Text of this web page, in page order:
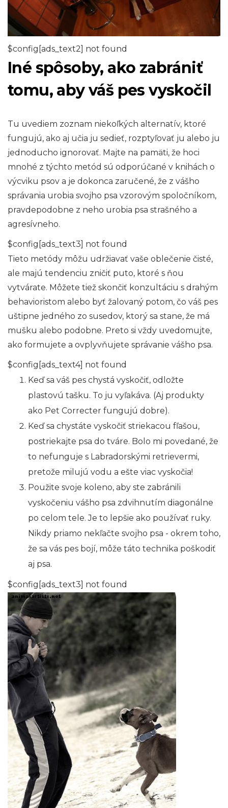
$config[ads_text2] not found
Iné spôsoby, ako zabrániť
tomu, aby váš pes vyskočil
Tu uvediem zoznam niekoľkých alternatív, ktoré
fungujú, ako aj učia ju sedieť, rozptyľovať ju alebo ju
jednoducho ignorovať. Majte na pamäti, že hoci
mnohé z týchto metód sú odporúčané v knihách o
výcviku psov a je dokonca zaručené, že z vášho
správania urobia svojho psa vzorovým spoločníkom,
pravdepodobne z neho urobia psa strašného a
agresívneho.
$config[ads_text3] not found
Tieto metódy môžu udržiavať vaše oblečenie čisté,
ale majú tendenciu zničiť puto, ktoré s ňou
vytvárate. Môžete tiež skončiť konzultáciu s drahým
behavioristom alebo byť žalovaný potom, čo váš pes
uštipne jedného zo susedov, ktorý sa stane, že má
mušku alebo podobne. Preto si vždy uvedomujte,
ako formujete a ovplyvňujete správanie vášho psa.
$config[ads_text4] not found
Keď sa váš pes chystá vyskočiť, odložte
plastovú tašku. To ju vyľakáva. (Aj produkty
ako Pet Correcter fungujú dobre).
Keď sa chystáte vyskočiť striekacou fľašou,
postriekajte psa do tváre. Bolo mi povedané, že
to nefunguje s Labradorskými retrievermi,
pretože milujú vodu a ešte viac vyskočia!
Použite svoje koleno, aby ste zabránili
vyskočeniu vášho psa zdvihnutím diagonálne
po celom tele. Je to lepšie ako používať ruky.
Nikdy priamo nekľačte svojho psa - okrem toho,
že sa vás pes bojí, môže táto technika poškodiť
aj psa.
$config[ads_text3] not found